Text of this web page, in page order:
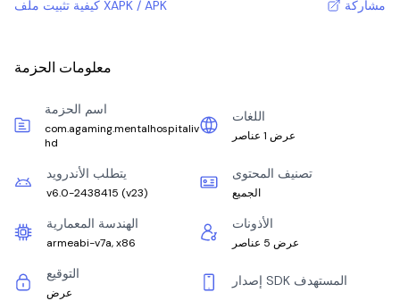
كيفية تثبيت ملف XAPK / APK مشاركة
معلومات الحزمة
اسم الحزمة
com.agaming.mentalhospitaliv
hd
اللغات
عرض 1 عناصر
يتطلب الأندرويد
v6.0-2438415 (v23)
تصنيف المحتوى
الجميع
الهندسة المعمارية
armeabi-v7a, x86
الأذونات
عرض 5 عناصر
التوقيع
عرض
إصدار SDK المستهدف